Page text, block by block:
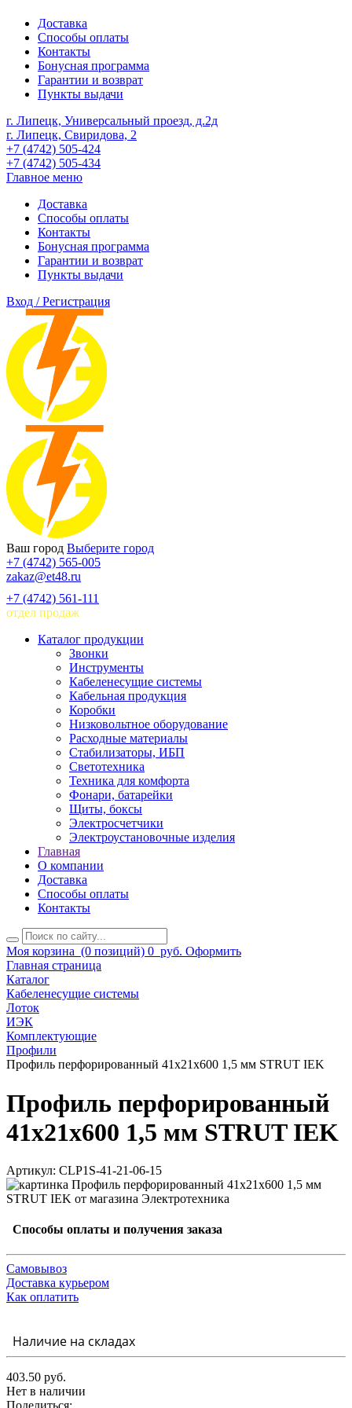
Доставка
Способы оплаты
Контакты
Бонусная программа
Гарантии и возврат
Пункты выдачи
г. Липецк, Универсальный проезд, д.2д
г. Липецк, Свиридова, 2
+7 (4742) 505-424
+7 (4742) 505-434
Главное меню
Доставка
Способы оплаты
Контакты
Бонусная программа
Гарантии и возврат
Пункты выдачи
Вход / Регистрация
Ваш город Выберите город
+7 (4742) 565-005
zakaz@et48.ru
+7 (4742) 561-111
отдел продаж
Каталог продукции
Звонки
Инструменты
Кабеленесущие системы
Кабельная продукция
Коробки
Низковольтное оборудование
Расходные материалы
Стабилизаторы, ИБП
Светотехника
Техника для комфорта
Фонари, батарейки
Щиты, боксы
Электросчетчики
Электроустановочные изделия
Главная
О компании
Доставка
Способы оплаты
Контакты
Моя корзина (0 позиций) 0 руб. Оформить
Главная страница
Каталог
Кабеленесущие системы
Лоток
ИЭК
Комплектующие
Профили
Профиль перфорированный 41х21х600 1,5 мм STRUT IEK
Профиль перфорированный
41х21х600 1,5 мм STRUT IEK
Артикул: CLP1S-41-21-06-15
Способы оплаты и получения заказа
Самовывоз
Доставка курьером
Как оплатить
Наличие на складах
403.50 руб.
Нет в наличии
Поделиться: